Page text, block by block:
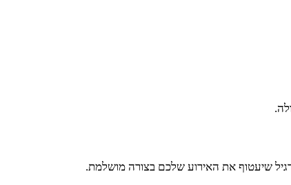
רגיל שיעטוף את האירוע שלכם בצורה מושלמת.